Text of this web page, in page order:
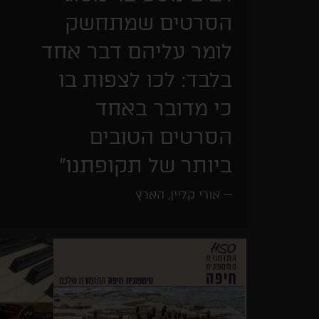
הסרטים שמתחשק
לומר עליהם דבר אחד
בלבד: לכו לצפות בו
כי מדובר באחד
הסרטים הטובים
ביותר של תקופתנו"
אורי קליין, הארץ